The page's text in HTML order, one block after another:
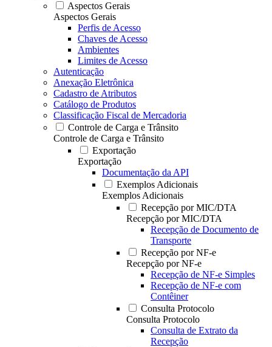
Aspectos Gerais
Aspectos Gerais
Perfis de Acesso
Chaves de Acesso
Ambientes
Limites de Acesso
Autenticação
Anexação Eletrônica
Cadastro de Atributos
Catálogo de Produtos
Classificação Fiscal de Mercadoria
Controle de Carga e Trânsito
Controle de Carga e Trânsito
Exportação
Exportação
Documentação da API
Exemplos Adicionais
Exemplos Adicionais
Recepção por MIC/DTA
Recepção por MIC/DTA
Recepção de Documento de
Transporte
Recepção por NF-e
Recepção por NF-e
Recepção de NF-e Simples
Recepção de NF-e com
Contêiner
Consulta Protocolo
Consulta Protocolo
Consulta de Extrato da
Recepção